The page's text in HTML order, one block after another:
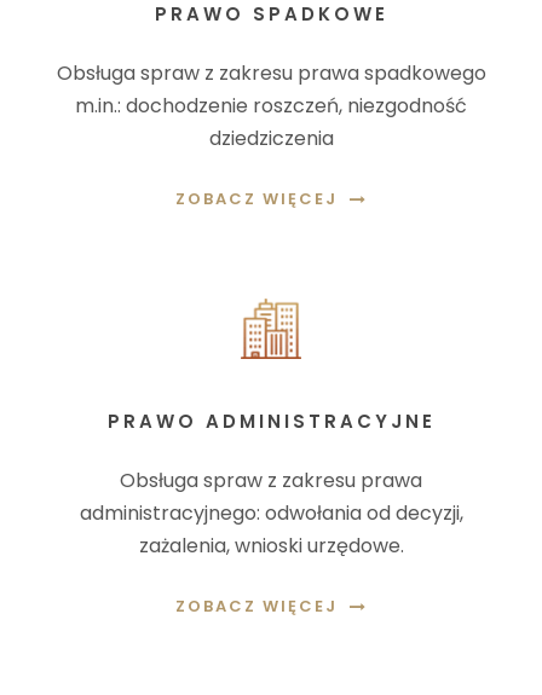
PRAWO SPADKOWE
Obsługa spraw z zakresu prawa spadkowego
m.in.: dochodzenie roszczeń, niezgodność
dziedziczenia
ZOBACZ WIĘCEJ
PRAWO ADMINISTRACYJNE
Obsługa spraw z zakresu prawa
administracyjnego: odwołania od decyzji,
zażalenia, wnioski urzędowe.
ZOBACZ WIĘCEJ